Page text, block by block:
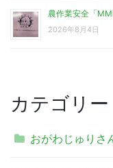
農作業安全「
2026年8月4日
カテゴリー
おがわじゅりさ